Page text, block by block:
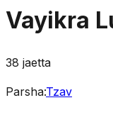
Vayikra
38 jaetta
Parsha:Tzav